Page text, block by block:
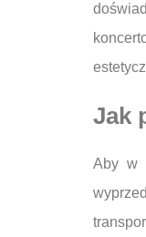
Jak
Aby w